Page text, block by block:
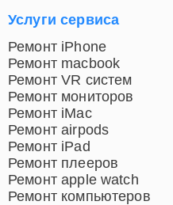
Услуги сервиса
Ремонт iPhone
Ремонт macbook
Ремонт VR систем
Ремонт мониторов
Ремонт iMac
Ремонт airpods
Ремонт iPad
Ремонт плееров
Ремонт apple watch
Ремонт компьютеров